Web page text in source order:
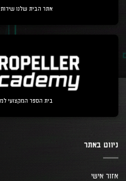
אתר הבית שלנו
בית הספר המקצועי
ניווט באתר
אזור אישי